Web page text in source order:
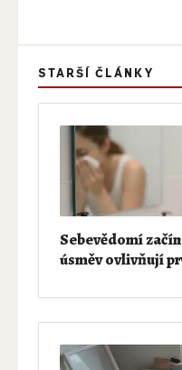
STARŠÍ ČLÁNKY
Sebevědomí
úsměv ovlivňují